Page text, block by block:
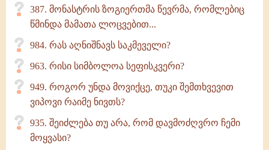
387. მონასტრის ზოგიერთმა წევრმა, რომლებიც
წმინდა მამათა ლოცვებით...
984. რას აღნიშნავს საკმეველი?
963. რისი სიმბოლოა სეფისკვერი?
949. როგორ უნდა მოვიქცე, თუკი შემთხვევით
ვიპოვი რაიმე ნივთს?
935. შეიძლება თუ არა, რომ დავმოძღვრო ჩემი
მოყვასი?